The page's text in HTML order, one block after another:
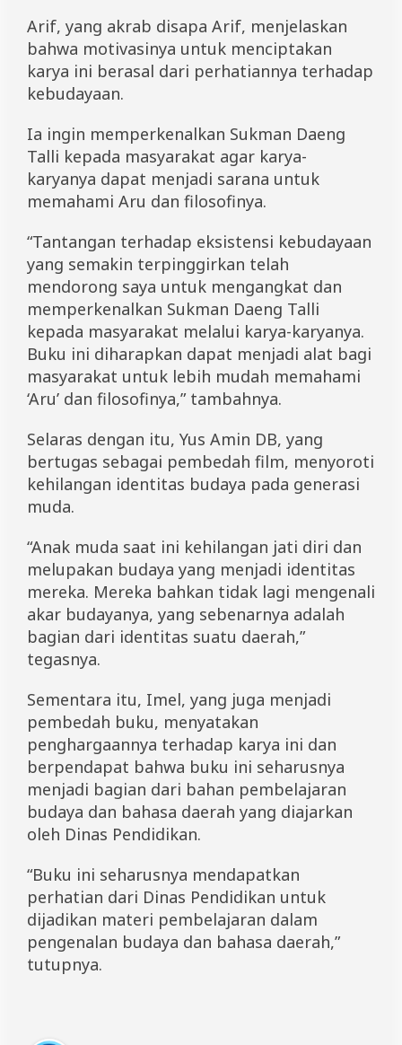
Arif, yang akrab disapa Arif, menjelaskan
bahwa motivasinya untuk menciptakan
karya ini berasal dari perhatiannya terhadap
kebudayaan.
Ia ingin memperkenalkan Sukman Daeng
Talli kepada masyarakat agar karya-
karyanya dapat menjadi sarana untuk
memahami Aru dan filosofinya.
“Tantangan terhadap eksistensi kebudayaan
yang semakin terpinggirkan telah
mendorong saya untuk mengangkat dan
memperkenalkan Sukman Daeng Talli
kepada masyarakat melalui karya-karyanya.
Buku ini diharapkan dapat menjadi alat bagi
masyarakat untuk lebih mudah memahami
‘Aru’ dan filosofinya,” tambahnya.
Selaras dengan itu, Yus Amin DB, yang
bertugas sebagai pembedah film, menyoroti
kehilangan identitas budaya pada generasi
muda.
“Anak muda saat ini kehilangan jati diri dan
melupakan budaya yang menjadi identitas
mereka. Mereka bahkan tidak lagi mengenali
akar budayanya, yang sebenarnya adalah
bagian dari identitas suatu daerah,”
tegasnya.
Sementara itu, Imel, yang juga menjadi
pembedah buku, menyatakan
penghargaannya terhadap karya ini dan
berpendapat bahwa buku ini seharusnya
menjadi bagian dari bahan pembelajaran
budaya dan bahasa daerah yang diajarkan
oleh Dinas Pendidikan.
“Buku ini seharusnya mendapatkan
perhatian dari Dinas Pendidikan untuk
dijadikan materi pembelajaran dalam
pengenalan budaya dan bahasa daerah,”
tutupnya.